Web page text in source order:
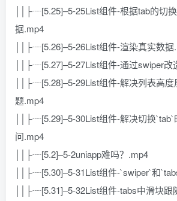
││├┈[5.25]–5-25List组件-根据tab的切
据.mp4
││├┈[5.26]–5-26List组件-渲染真实数据
││├┈[5.27]–5-27List组件-通过swiper改
││├┈[5.28]–5-29List组件-解决列表高
题.mp4
││├┈[5.29]–5-30List组件-解决切换
问.mp4
││├┈[5.2]–5-2uniapp难吗？.mp4
││├┈[5.30]–5-31List组件-`swiper`和
││├┈[5.31]–5-32List组件-tabs中滑块跟